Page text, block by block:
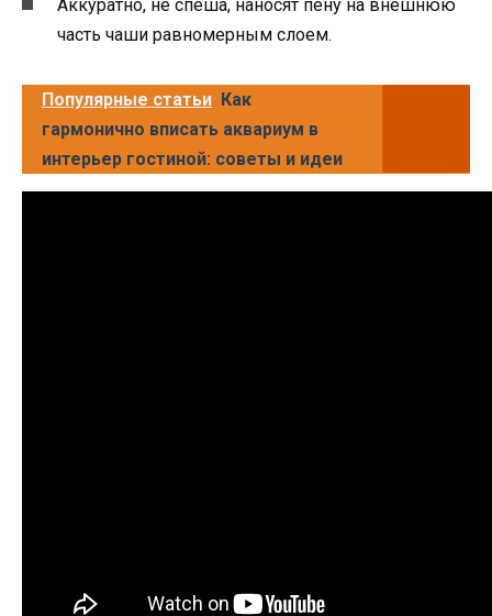
Аккуратно, не спеша, наносят пену на внешнюю
часть чаши равномерным слоем.
Популярные статьи Как
гармонично вписать аквариум в
интерьер гостиной: советы и идеи